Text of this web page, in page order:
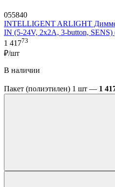
055840
INTELLIGENT ARLIGHT
IN (5-24V, 2x2A, 3-button,
1 41773
₽/шт
В наличии
Пакет (полиэтилен) 1 шт — 1